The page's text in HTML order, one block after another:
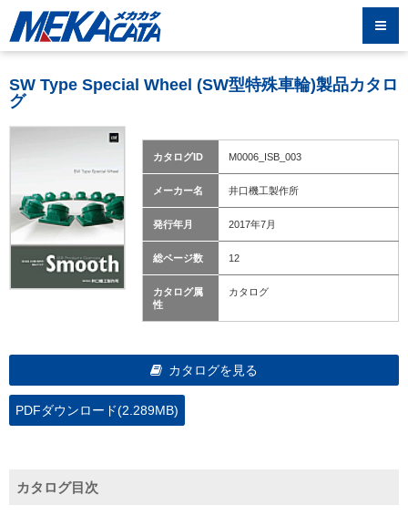
SW Type Special Wheel (SW型特殊車輪)製品カタロ
グ
カタログID M0006_ISB_003
メーカー名 井口機工製作所
発行年月 2017年7月
総ページ数 12
カタログ属
性
カタログ
カタログを見る
PDFダウンロード(2.289MB)
カタログ目次